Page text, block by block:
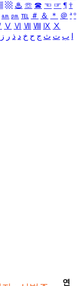
▩ ♨ ☏ ☎ ☜ ☞ ¶ †
㏂ ㏘ ℡ ＃ ＆ ＊ ＠ ª º
Ⅴ Ⅵ Ⅶ Ⅷ Ⅸ Ⅹ
ب ت ث ج ح خ د ذ ر ز
연